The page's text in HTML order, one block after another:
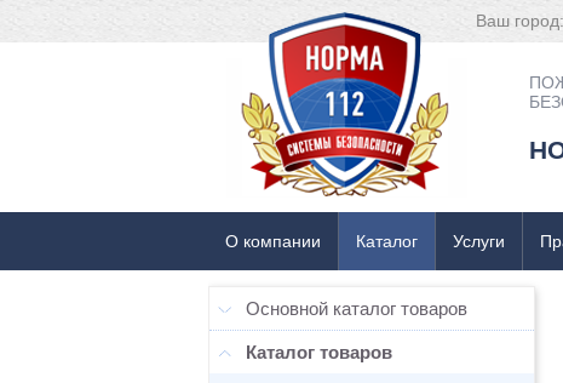
Ваш город:
О компании Каталог Услуги
Основной каталог товаров
Каталог товаров